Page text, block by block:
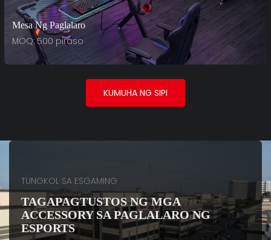
Mesa Ng Paglalaro
MOQ: 500 piraso
KUMUHA NG SIPI
TUNGKOL SA ESGAMING
TAGAPAGTUSTOS NG MGA
ACCESSORY SA PAGLALARO NG
ESPORTS